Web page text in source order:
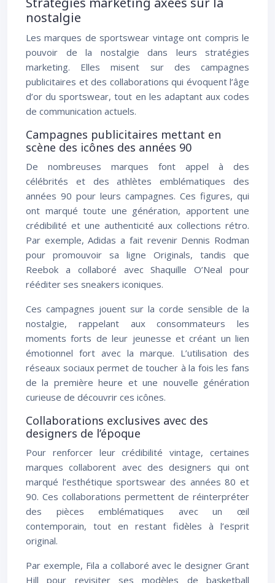
nostalgie
Les marques de sportswear vintage ont compris le
pouvoir de la nostalgie dans leurs stratégies
marketing. Elles misent sur des campagnes
publicitaires et des collaborations qui évoquent l’âge
d’or du sportswear, tout en les adaptant aux codes
de communication actuels.
Campagnes publicitaires mettant en
scène des icônes des années 90
De nombreuses marques font appel à des
célébrités et des athlètes emblématiques des
années 90 pour leurs campagnes. Ces figures, qui
ont marqué toute une génération, apportent une
crédibilité et une authenticité aux collections rétro.
Par exemple, Adidas a fait revenir Dennis Rodman
pour promouvoir sa ligne Originals, tandis que
Reebok a collaboré avec Shaquille O’Neal pour
rééditer ses sneakers iconiques.
Ces campagnes jouent sur la corde sensible de la
nostalgie, rappelant aux consommateurs les
moments forts de leur jeunesse et créant un lien
émotionnel fort avec la marque. L’utilisation des
réseaux sociaux permet de toucher à la fois les fans
de la première heure et une nouvelle génération
curieuse de découvrir ces icônes.
Collaborations exclusives avec des
designers de l’époque
Pour renforcer leur crédibilité vintage, certaines
marques collaborent avec des designers qui ont
marqué l’esthétique sportswear des années 80 et
90. Ces collaborations permettent de réinterpréter
des pièces emblématiques avec un œil
contemporain, tout en restant fidèles à l’esprit
original.
Par exemple, Fila a collaboré avec le designer Grant
Hill pour revisiter ses modèles de basketball